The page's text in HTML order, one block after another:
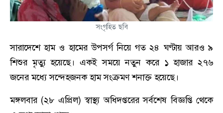
সংগৃহিত ছবি
সারাদেশে হাম ও হামের উপসর্গ নিয়ে গত ২৪ ঘণ্টায় আরও ৯
শিশুর মৃত্যু হয়েছে। একই সময়ে নতুন করে ১ হাজার ২৭৬
জনের মধ্যে সন্দেহজনক হাম সংক্রমণ শনাক্ত হয়েছে।
মঙ্গলবার (২৮ এপ্রিল) স্বাস্থ্য অধিদপ্তরের সর্বশেষ বিজ্ঞপ্তি থেকে